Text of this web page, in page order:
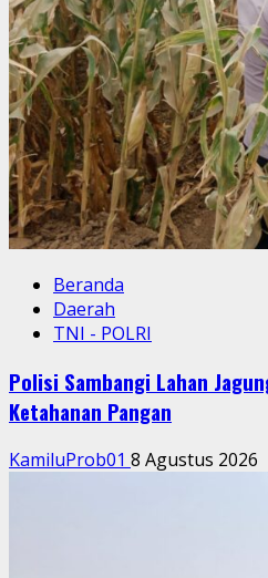
Beranda
Daerah
TNI - POLRI
Polisi Sambangi Lahan
Ketahanan Pangan
KamiluProb01 8 Agustus 2026